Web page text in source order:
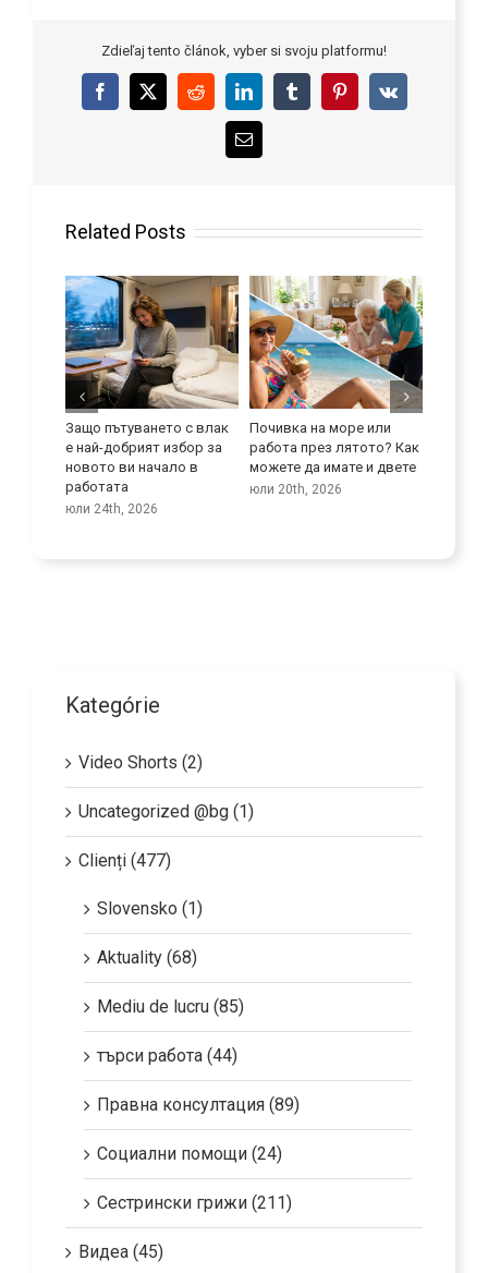
Zdieľaj tento článok, vyber si svoju platformu!
Facebook
X RedditLinkedInTumblrPinterest
Vk
Email
Related Posts
Защо пътуването с влак
е най-добрият избор за
новото ви начало в
работата
юли 24th, 2026
Почивка на море или
работа през лятото? Как
можете да имате и двете
юли 20th, 2026
Kategórie
Video Shorts (2)
Uncategorized @bg (1)
Clienți (477)
Slovensko (1)
Aktuality (68)
Mediu de lucru (85)
търси работа (44)
Правна консултация (89)
Социални помощи (24)
Сестрински грижи (211)
Видеа (45)